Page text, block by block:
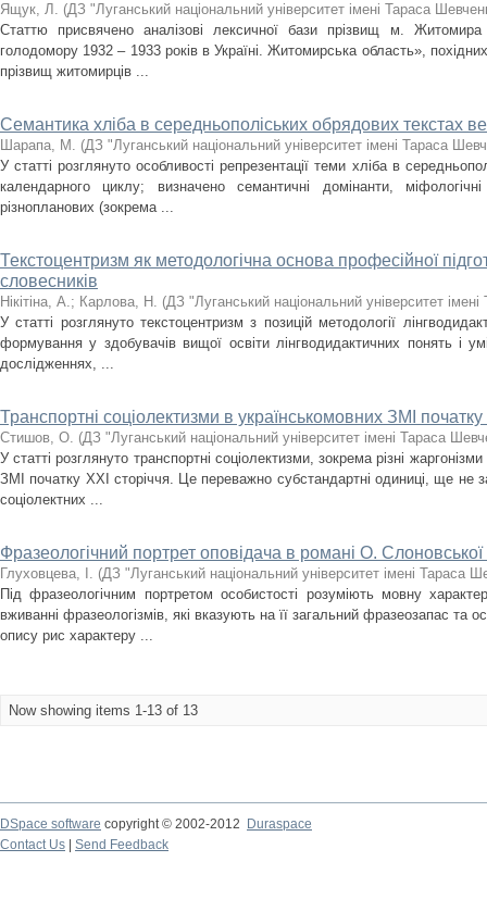
Ящук, Л. (ДЗ "Луганський національний університет імені Тараса
Статтю присвячено аналізові лексичної бази прізвищ м. Житомира
голодомору 1932 – 1933 років в Україні. Житомирська область»,
прізвищ житомирців ...
Семантика хліба в середньополіських обрядових текстах
Шарапа, М. (ДЗ "Луганський національний університет імені Тараса
У статті розглянуто особливості репрезентації теми хліба в
календарного циклу; визначено семантичні домінанти,
різнопланових (зокрема ...
Текстоцентризм як методологічна основа професійної
словесників
Нікітіна, А.; Карлова, Н. (ДЗ "Луганський національний університет
У статті розглянуто текстоцентризм з позицій методології
формування у здобувачів вищої освіти лінгводидактичних понять і
дослідженнях, ...
Транспортні соціолектизми в українськомовних ЗМІ початку
Стишов, О. (ДЗ "Луганський національний університет імені Тараса
У статті розглянуто транспортні соціолектизми, зокрема різні
ЗМІ початку ХХІ сторіччя. Це переважно субстандартні одиниці, ще не
соціолектних ...
Фразеологічний портрет оповідача в романі О.
Глуховцева, І. (ДЗ "Луганський національний університет імені Тараса
Під фразеологічним портретом особистості розуміють мовну
вживанні фразеологізмів, які вказують на її загальний фразеозапас та
опису рис характеру ...
Now showing items 1-13 of 13
DSpace software copyright © 2002-2012
Duraspace
Contact Us
Send Feedback